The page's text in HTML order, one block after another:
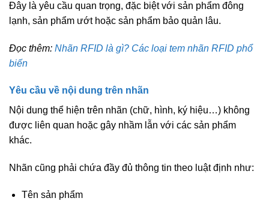
Đây là yêu cầu quan trọng, đặc biệt với sản phẩm đông
lạnh, sản phẩm ướt hoặc sản phẩm bảo quản lâu.
Đọc thêm: Nhãn RFID là gì? Các loại tem nhãn RFID phổ
biến
Yêu cầu về nội dung trên nhãn
Nội dung thể hiện trên nhãn (chữ, hình, ký hiệu…) không
được liên quan hoặc gây nhầm lẫn với các sản phẩm
khác.
Nhãn cũng phải chứa đầy đủ thông tin theo luật định như:
Tên sản phẩm